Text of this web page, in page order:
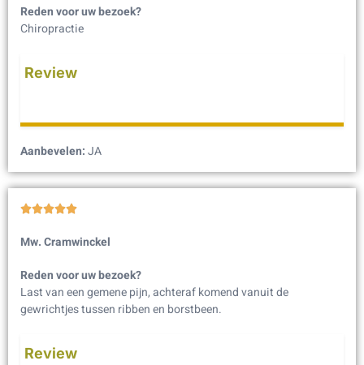
Reden voor uw bezoek?
Chiropractie
Review
Aanbevelen:JA

Mw. Cramwinckel
Reden voor uw bezoek?
Last van een gemene pijn, achteraf komend vanuit de
gewrichtjes tussen ribben en borstbeen.
Review